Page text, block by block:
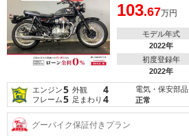
103.67万円
モデル年式
2022年
初度登録年
2022年
エンジン5 外観 4
フレーム5 足まわり 4
電気・保安部品
正常
グーバイク保証付きプラン